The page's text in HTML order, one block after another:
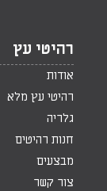
רהיטי עץ
אודות
רהיטי עץ מלא
גלריה
חנות רהיטים
מבצעים
צור קשר